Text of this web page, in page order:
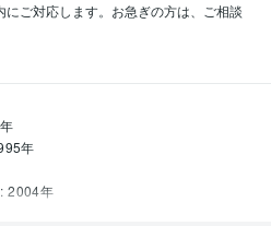
ご対応します。お急ぎの方は、ご相談
年
2004年